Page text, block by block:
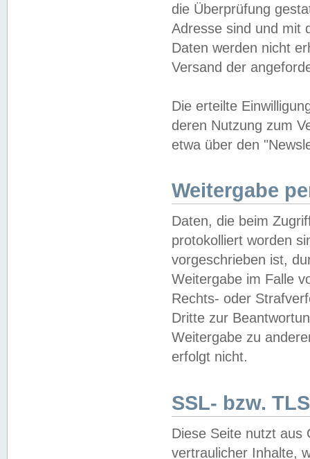
die Überprüfung
Adresse sind und mit
Daten werden nicht
Versand der
Die erteilte
deren Nutzung zum
etwa über den
Weitergabe
Daten, die beim
protokolliert worden
vorgeschrieben ist,
Weitergabe im Falle
Rechts- oder
Dritte zur
Weitergabe zu
erfolgt nicht.
SSL- bzw.
Diese Seite nutzt aus
vertraulicher Inhalte,